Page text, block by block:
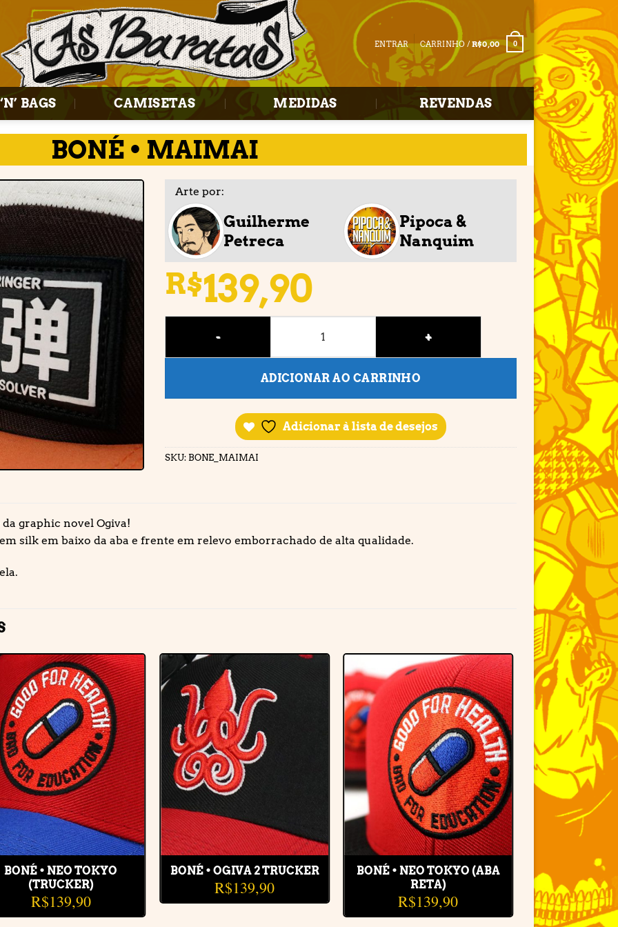
ENTRAR CARRINHO /R$0,00 0
BAGS CAMISETAS MEDIDAS REVENDAS
BONÉ • MAIMAI
Adicionar
à lista de
desejos
Arte por:
Guilherme
Petreca
Pipoca &
Nanquim
R$139,90
ADICIONAR AO CARRINHO
Adicionar à lista de desejos
SKU: BONE_MAIMAI
graphic novel Ogiva!
silk em baixo da aba e frente em relevo emborrachado de alta qualidade.
Adicionar
à lista de
desejos
BONÉ • NEO TOKYO
(TRUCKER)
R$139,90
BONÉ • OGIVA 2 TRUCKER
R$139,90
Adicionar
à lista de
desejos
BONÉ • NEO TOKYO (ABA
RETA)
R$139,90